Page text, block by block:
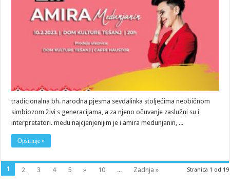
tradicionalna bh. narodna pjesma sevdalinka stoljećima neobičnom
simbiozom živi s generacijama, a za njeno očuvanje zaslužni su i
interpretatori. među najcjenjenijim je i amira medunjanin, ...
Opširnije »
Stranica 1 od 19
1 2 3 4 5 » 10 ... Zadnja »